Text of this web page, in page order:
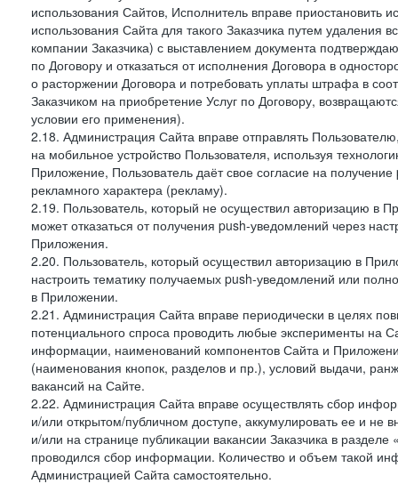
использования Сайтов, Исполнитель вправе приостановить
использования Сайта для такого Заказчика путем
компании Заказчика) с выставлением документа
по Договору и отказаться от исполнения Договора в
о расторжении Договора и потребовать уплаты штрафа в
Заказчиком на приобретение Услуг по Договору,
условии его применения).
2.18. Администрация Сайта вправе отправлять
на мобильное устройство Пользователя, используя
Приложение, Пользователь даёт свое согласие на
рекламного характера (рекламу).
2.19. Пользователь, который не осуществил авторизацию в
может отказаться от получения push-уведомлений через
Приложения.
2.20. Пользователь, который осуществил авторизацию в
настроить тематику получаемых push-уведомлений или
в Приложении.
2.21. Администрация Сайта вправе периодически в целях
потенциального спроса проводить любые эксперименты на
информации, наименований компонентов Сайта и
(наименования кнопок, разделов и пр.), условий выдачи,
вакансий на Сайте.
2.22. Администрация Сайта вправе осуществлять сбор
и/или открытом/публичном доступе, аккумулировать ее и не
и/или на странице публикации вакансии Заказчика в
проводился сбор информации. Количество и объем такой
Администрацией Сайта самостоятельно.